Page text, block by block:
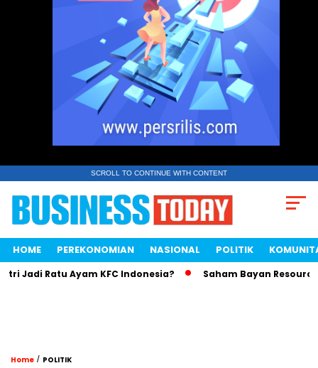
SCROLL TO CONTINUE WITH CONTENT
HOME PEREKONOMIAN NASIONAL POLITIK
Ratu Ayam KFC Indonesia? Saham Bayan Resources
Home / POLITIK